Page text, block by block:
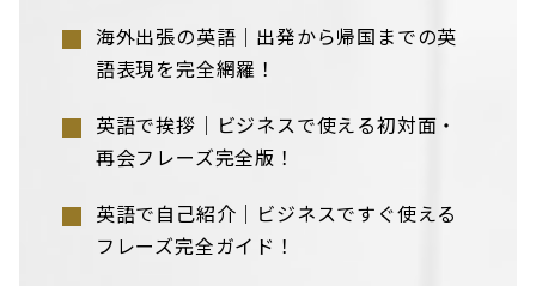
海外出張の英語｜出発から帰国までの英
語表現を完全網羅！
英語で挨拶｜ビジネスで使える初対面・
再会フレーズ完全版！
英語で自己紹介｜ビジネスですぐ使える
フレーズ完全ガイド！